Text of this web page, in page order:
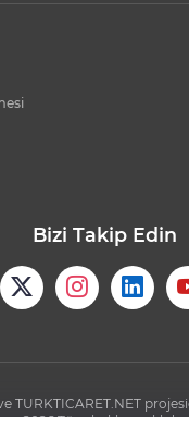
BURSA FESTİVALİ'NDE
Bizi Takip Edin
TURKTICARET.NET
2026 Tüm hakları saklıdır.